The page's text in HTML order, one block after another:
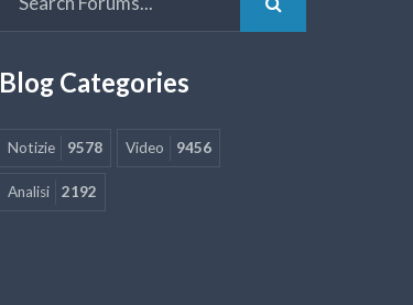
Blog Categories
Notizie 9578 Video 9456
Analisi 2192